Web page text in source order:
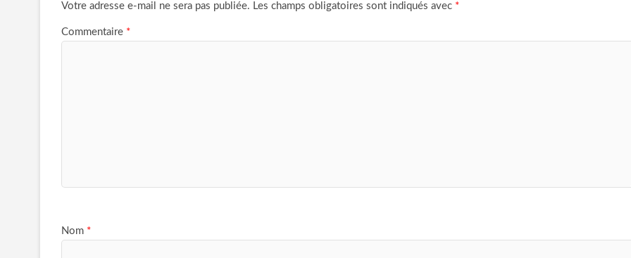
Votre adresse e-mail ne sera pas publiée. Les champs obligatoires sont indiqués avec *
Commentaire *
Nom *